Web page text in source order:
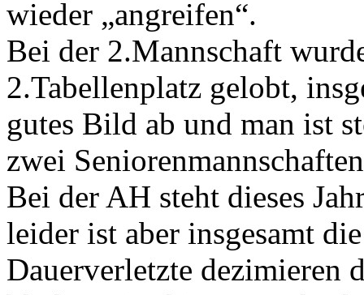
wieder „angreifen“.
Bei der 2.Mannschaft
2.Tabellenplatz gelobt,
gutes Bild ab und man ist
zwei
Bei der AH steht dieses
leider ist aber insgesamt
Dauerverletzte dezimieren